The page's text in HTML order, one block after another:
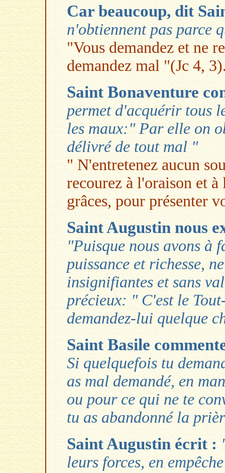
Car beaucoup, dit
n'obtiennent pas parce
"Vous demandez et ne
demandez mal "(Jc 4,
Saint Bonaventure
permet d'acquérir tous
les maux:" Par elle on
délivré de tout mal "
" N'entretenez aucun
recourez à l'oraison et
grâces, pour présenter
Saint Augustin nous
"Puisque nous avons à
puissance et richesse,
insignifiantes et sans
précieux: " C'est le
demandez-lui quelque
Saint Basile
Si quelquefois tu
as mal demandé, en
ou pour ce qui ne te
tu as abandonné la
Saint Augustin écrit :
leurs forces, en